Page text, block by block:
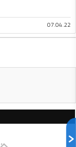
07.04.22